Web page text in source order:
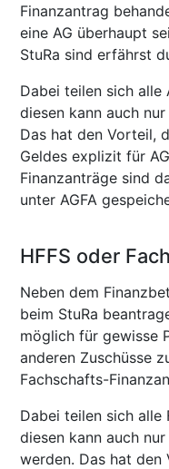
Finanzantrag
eine AG überhaupt
StuRa sind erfährst
Dabei teilen sich alle
diesen kann auch
Das hat den Vorteil,
Geldes explizit für
Finanzanträge sind
unter AGFA
HFFS oder
Neben dem
beim StuRa
möglich für gewisse
anderen Zuschüsse
Fachschafts-
Dabei teilen sich alle
diesen kann auch
werden. Das hat den